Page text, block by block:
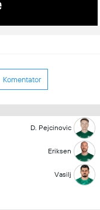
Komentator
D. Pejcinovic
Eriksen
Vasilj